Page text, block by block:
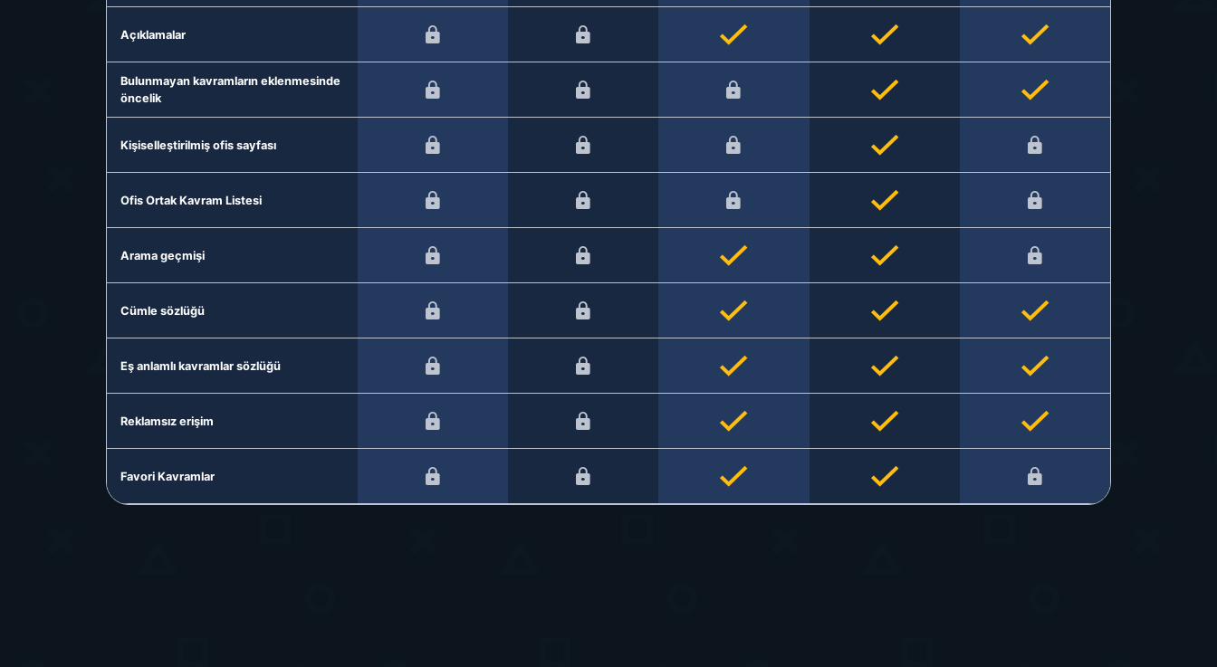
Açıklamalar
Bulunmayan kavramların eklenmesinde
öncelik
Kişiselleştirilmiş ofis sayfası
Ofis Ortak Kavram Listesi
Arama geçmişi
Cümle sözlüğü
Eş anlamlı kavramlar sözlüğü
Reklamsız erişim
Favori Kavramlar